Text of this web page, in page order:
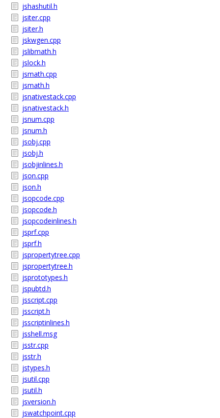
jshashutil.h
jsiter.cpp
jsiter.h
jskwgen.cpp
jslibmath.h
jslock.h
jsmath.cpp
jsmath.h
jsnativestack.cpp
jsnativestack.h
jsnum.cpp
jsnum.h
jsobj.cpp
jsobj.h
jsobjinlines.h
json.cpp
json.h
jsopcode.cpp
jsopcode.h
jsopcodeinlines.h
jsprf.cpp
jsprf.h
jspropertytree.cpp
jspropertytree.h
jsprototypes.h
jspubtd.h
jsscript.cpp
jsscript.h
jsscriptinlines.h
jsshell.msg
jsstr.cpp
jsstr.h
jstypes.h
jsutil.cpp
jsutil.h
jsversion.h
jswatchpoint.cpp